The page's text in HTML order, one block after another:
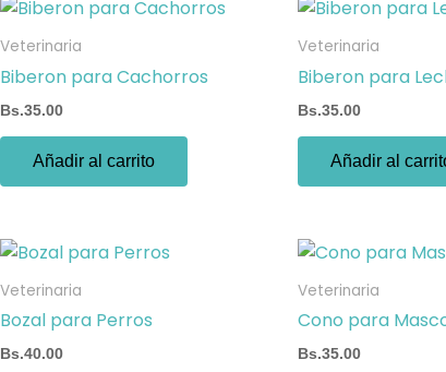
Veterinaria
Biberon para Cachorros
Bs.35.00
Añadir al carrito
Veterinaria
Biberon para
Bs.35.00
Añadir al
Veterinaria
Bozal para Perros
Bs.40.00
Veterinaria
Cono para
Bs.35.00